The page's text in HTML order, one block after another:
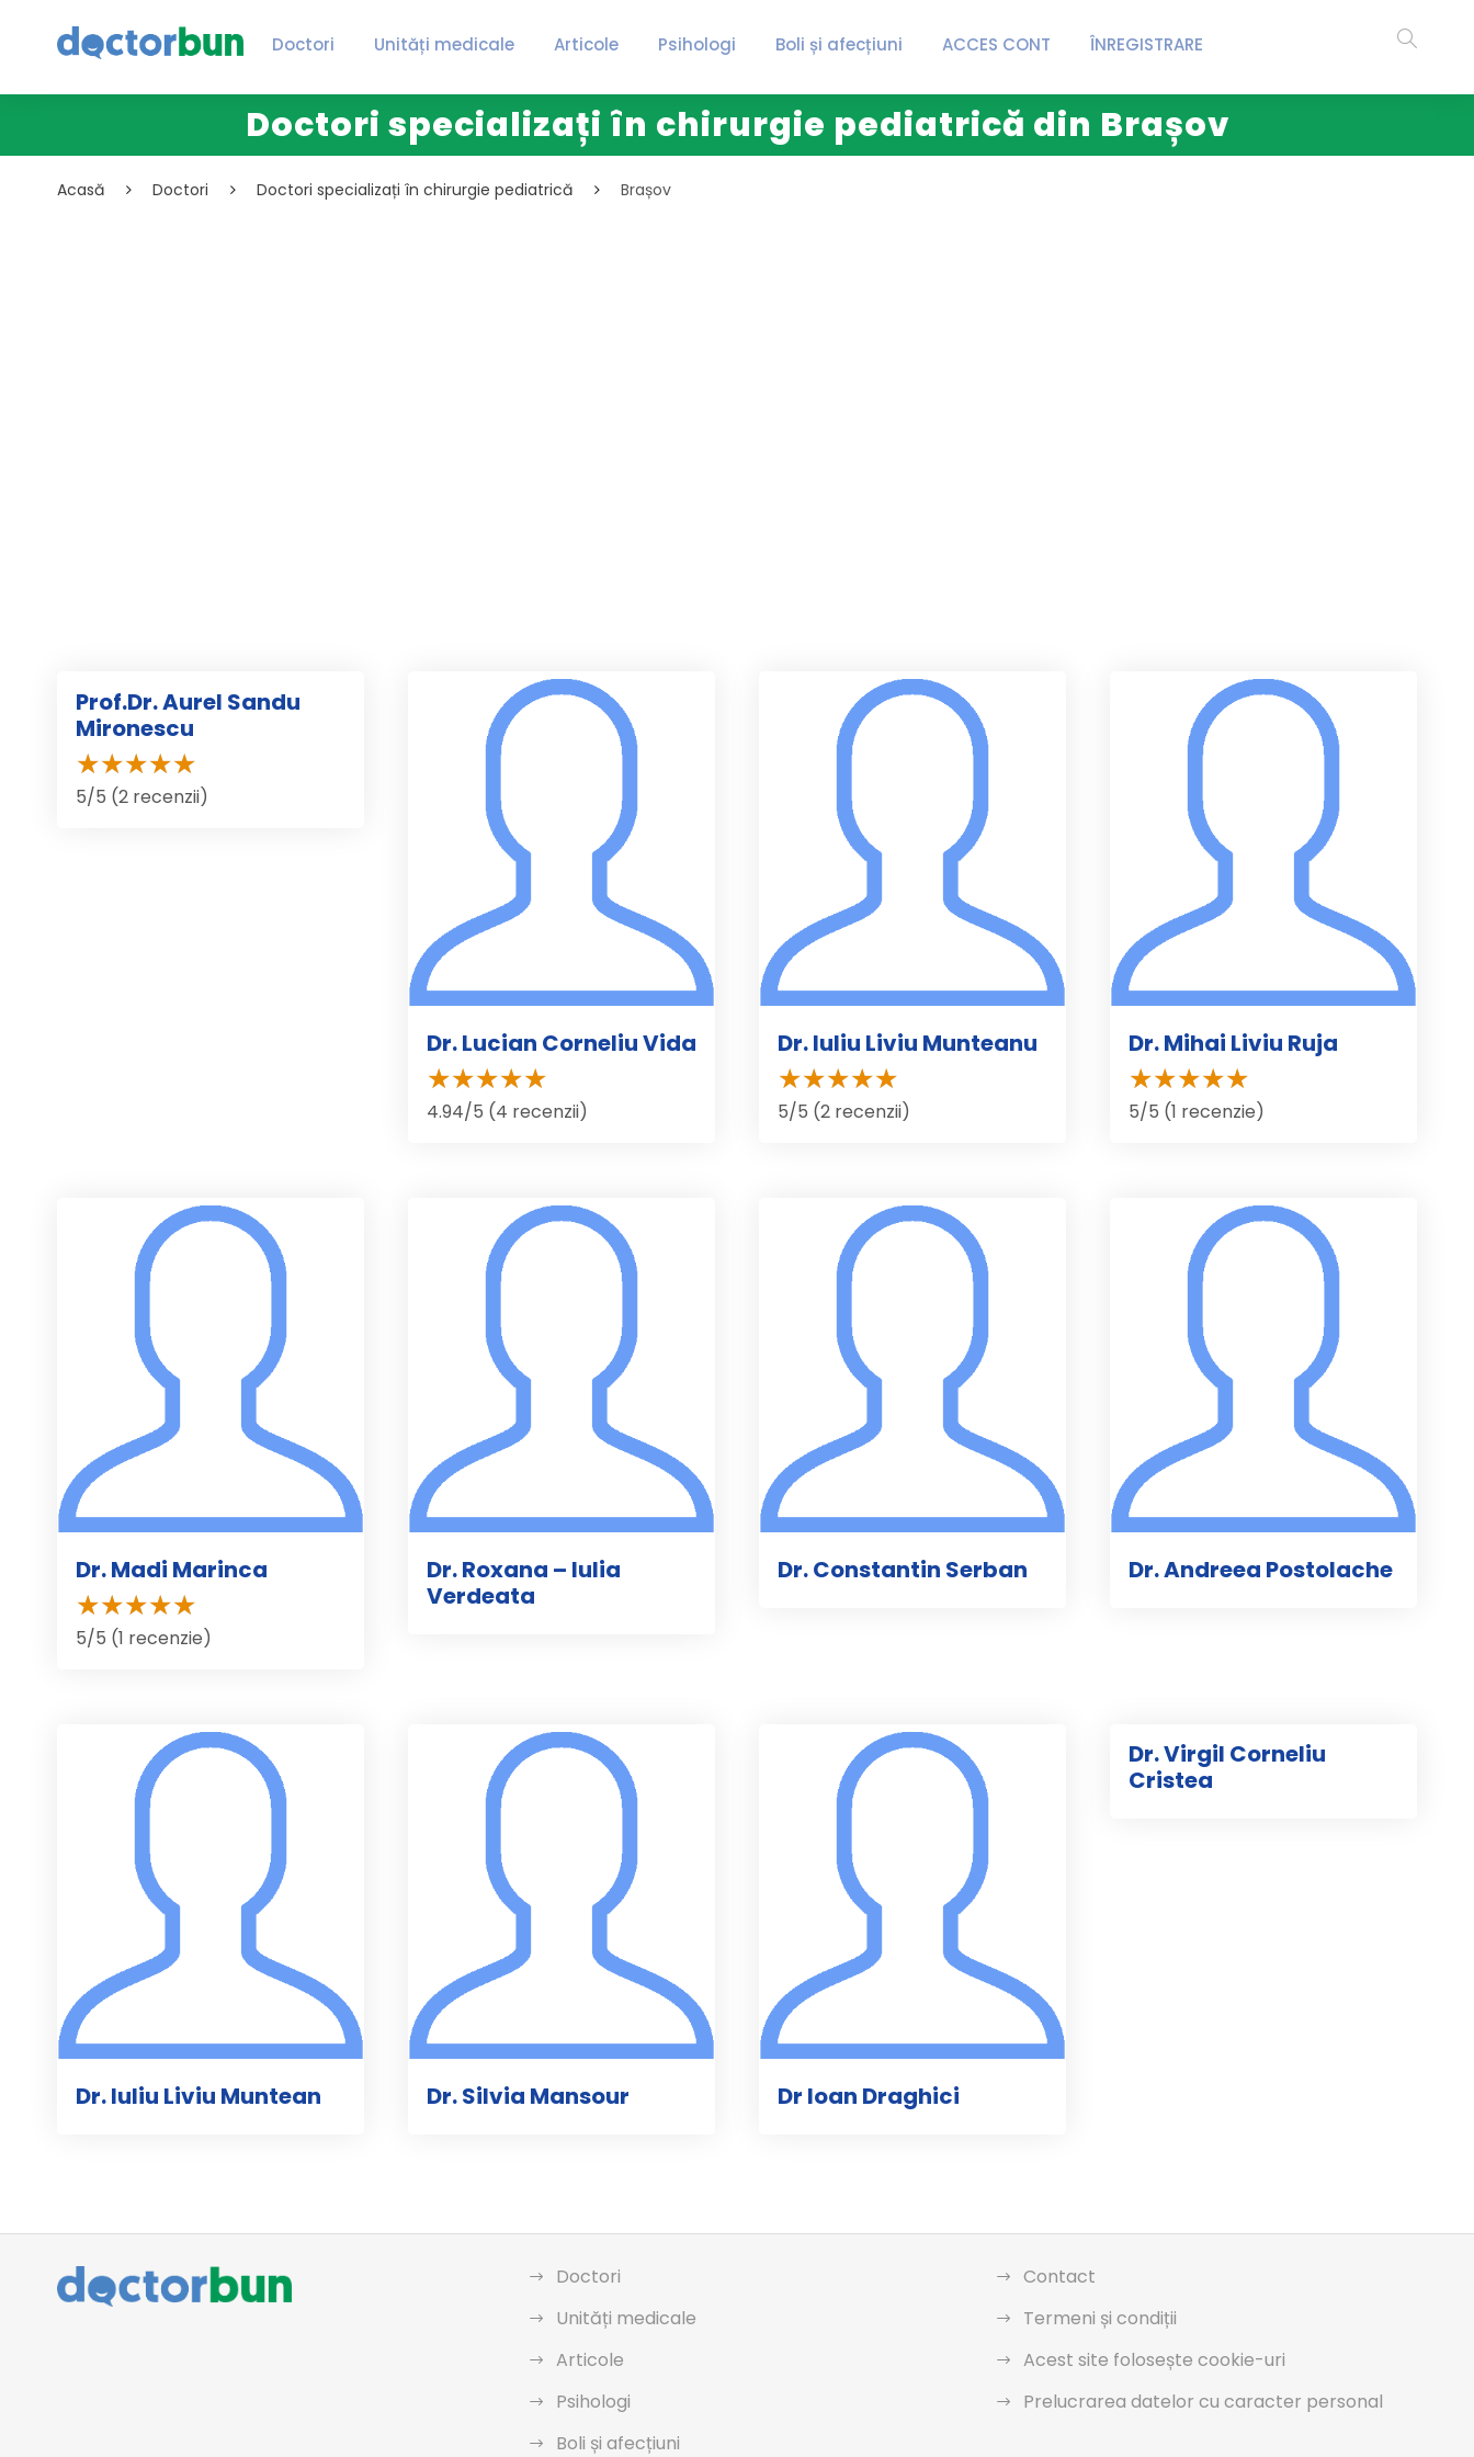
Doctori Unități medicale Articole Psihologi Boli și afecțiuni ACCES CONT ÎNREGISTRARE
Doctori specializați în chirurgie pediatrică din Brașov
Acasă Doctori Doctori specializați în chirurgie pediatrică Brașov
Prof.Dr. Aurel Sandu
Mironescu
5/5 (2 recenzii)
Dr. Lucian Corneliu Vida
4.94/5 (4 recenzii)
Dr. Iuliu Liviu Munteanu
5/5 (2 recenzii)
Dr. Mihai Liviu Ruja
5/5 (1 recenzie)
Dr. Madi Marinca
5/5 (1 recenzie)
Dr. Roxana – Iulia
Verdeata
Dr. Constantin Serban Dr. Andreea Postolache
Dr. Iuliu Liviu Muntean Dr. Silvia Mansour Dr Ioan Draghici
Dr. Virgil Corneliu
Cristea
Doctori
Unități medicale
Articole
Psihologi
Boli și afecțiuni
Contact
Termeni și condiții
Acest site folosește cookie-uri
Prelucrarea datelor cu caracter personal